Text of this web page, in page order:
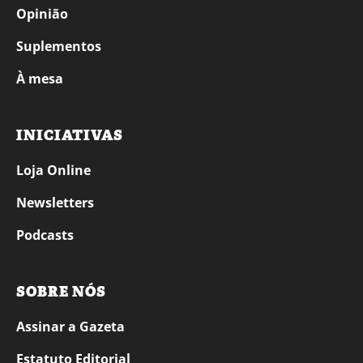
Opinião
Suplementos
À mesa
INICIATIVAS
Loja Online
Newsletters
Podcasts
SOBRE NÓS
Assinar a Gazeta
Estatuto Editorial